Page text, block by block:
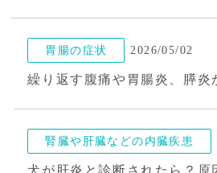
胃腸の症状 2026/05/02
腎臓や肝臓などの内臓疾患